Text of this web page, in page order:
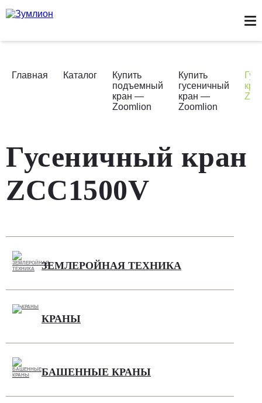
Главная Каталог
Купить
подъемный
кран —
Zoomlion
Купить
гусеничный
кран —
Zoomlion
Гусеничный кран
ZCC1500V
ЗЕМЛЕРОЙНАЯ ТЕХНИКА
КРАНЫ
БАШЕННЫЕ КРАНЫ